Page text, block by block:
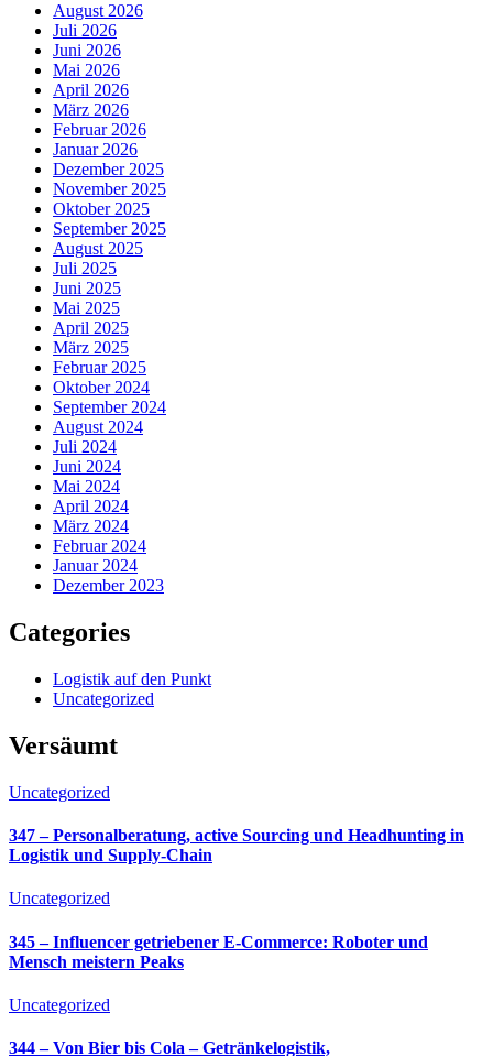
August 2026
Juli 2026
Juni 2026
Mai 2026
April 2026
März 2026
Februar 2026
Januar 2026
Dezember 2025
November 2025
Oktober 2025
September 2025
August 2025
Juli 2025
Juni 2025
Mai 2025
April 2025
März 2025
Februar 2025
Oktober 2024
September 2024
August 2024
Juli 2024
Juni 2024
Mai 2024
April 2024
März 2024
Februar 2024
Januar 2024
Dezember 2023
Categories
Logistik auf den Punkt
Uncategorized
Versäumt
Uncategorized
347 – Personalberatung, active Sourcing und Headhunting in
Logistik und Supply-Chain
Uncategorized
345 – Influencer getriebener E-Commerce: Roboter und
Mensch meistern Peaks
Uncategorized
344 – Von Bier bis Cola – Getränkelogistik,